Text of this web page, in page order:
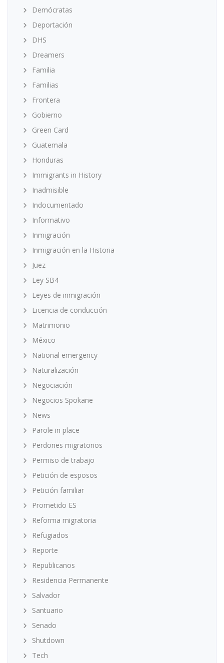
Demócratas
Deportación
DHS
Dreamers
Familia
Familias
Frontera
Gobierno
Green Card
Guatemala
Honduras
Immigrants in History
Inadmisible
Indocumentado
Informativo
Inmigración
Inmigración en la Historia
Juez
Ley SB4
Leyes de inmigración
Licencia de conducción
Matrimonio
México
National emergency
Naturalización
Negociación
Negocios Spokane
News
Parole in place
Perdones migratorios
Permiso de trabajo
Petición de esposos
Petición familiar
Prometido ES
Reforma migratoria
Refugiados
Reporte
Republicanos
Residencia Permanente
Salvador
Santuario
Senado
Shutdown
Tech